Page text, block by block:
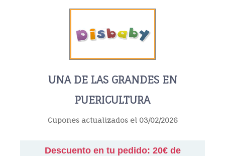
UNA DE LAS GRANDES EN
PUERICULTURA
Cupones actualizados el 03/02/2026
Descuento en tu pedido: 20€ de